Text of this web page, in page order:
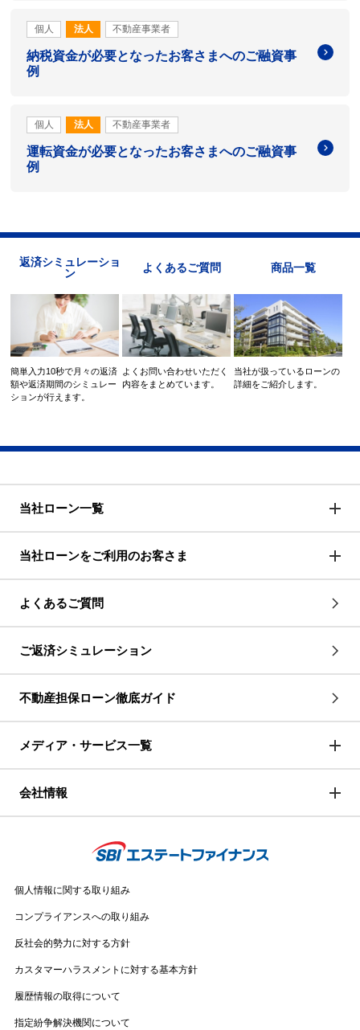
個人 法人 不動産事業者
納税資金が必要となったお客さまへのご融資事
例
個人 法人 不動産事業者
運転資金が必要となったお客さまへのご融資事
例
返済シミュレーショ
ン
簡単入力10秒で月々の返済
額や返済期間のシミュレー
ションが行えます。
よくあるご質問
よくお問い合わせいただく
内容をまとめています。
商品一覧
当社が扱っているローンの
詳細をご紹介します。
当社ローン一覧
当社ローンをご利用のお客さま
よくあるご質問
ご返済シミュレーション
不動産担保ローン徹底ガイド
メディア・サービス一覧
会社情報
個人情報に関する取り組み
コンプライアンスへの取り組み
反社会的勢力に対する方針
カスタマーハラスメントに対する基本方針
履歴情報の取得について
指定紛争解決機関について